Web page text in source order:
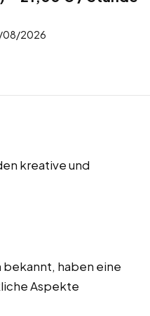
2026
kreative und
bekannt, haben eine
Aspekte